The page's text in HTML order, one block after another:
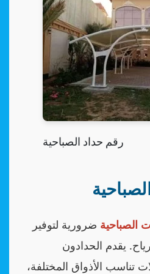
رقم حداد الصباحية
الصباحية ضرورية لتوفير
يقدم الحدادون
تناسب الأذواق المختلفة،